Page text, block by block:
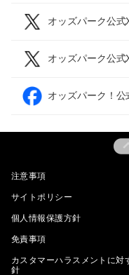
オッズパーク公
オッズパーク公式
オッズパーク！
注意事項
サイトポリシー
個人情報保護方針
免責事項
カスタマーハラスメントに対
針